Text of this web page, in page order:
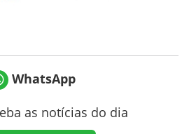
WhatsApp
as notícias do dia